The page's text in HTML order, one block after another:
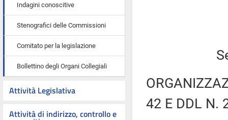
Indagini conoscitive
Stenografici delle Commissioni
Comitato per la legislazione
Bollettino degli Organi Collegiali
Attività Legislativa
Attività di indirizzo, controllo e
42 E DDL N.